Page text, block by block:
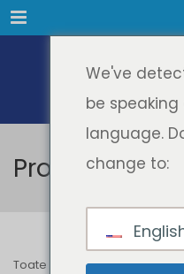
Meniul
Profesori &
Toate B C D E
We've
be
language.
change to: